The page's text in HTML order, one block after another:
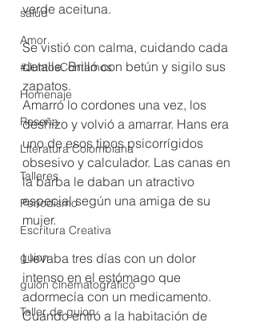
salud
Amor
#JuntosContamos
Homenaje
Reseña
Literatura Colombiana
Talleres
Periodismo
Escritura Creativa
guion
guion cinematográfico
Taller de guion
verde aceituna.
Se vistió con calma, cuidando cada
detalle. Brilló con betún y sigilo sus
zapatos.
Amarró lo cordones una vez, los
deshizo y volvió a amarrar. Hans era
uno de esos tipos psicorrígidos
obsesivo y calculador. Las canas en
la barba le daban un atractivo
especial según una amiga de su
mujer.
Llevaba tres días con un dolor
intenso en el estómago que
adormecía con un medicamento.
Cuando entró a la habitación de